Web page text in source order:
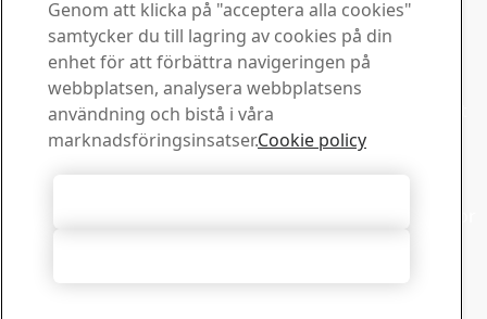
frågor eller funderingar
Downloadcenter
Sök och ladda ned SSABs broschyrer, certifikat och annat
material.
Försäljning
Teknisk support
Genom att klicka på "acceptera alla cookies"
samtycker du till lagring av cookies på din
enhet för att förbättra navigeringen på
webbplatsen, analysera webbplatsens
användning och bistå i våra
marknadsföringsinsatser.Cookie policy